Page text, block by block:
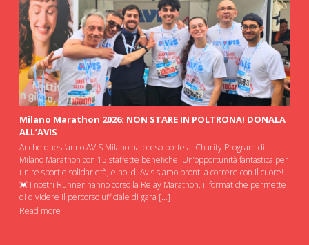
Milano Marathon 2026: NON STARE IN POLTRONA! DONALA
ALL’AVIS
Anche quest’anno AVIS Milano ha preso porte al Charity Program di
Milano Marathon con 15 staffette benefiche. Un’opportunità fantastica per
unire sport e solidarietà, e noi di Avis siamo pronti a correre con il cuore!
💓 I nostri Runner hanno corso la Relay Marathon, il format che permette
di dividere il percorso ufficiale di gara […]
Read more